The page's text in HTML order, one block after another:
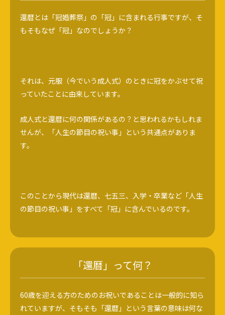
還暦とは「冠婚葬祭」の「冠」に含まれる行事ですが、そ
もそもなぜ「冠」なのでしょうか？
それは、元服（今でいう成人式）のときに冠をかぶせて祝
っていたことに由来しています。
成人式と還暦に何の関係があるの？と思われるかもしれま
せんが、「人生の節目の祝い事」という共通点がありま
す。
このことから現代は還暦、七五三、入学・卒業など「人生
の節目の祝い事」をすべて「冠」に含んでいるのです。
「還暦」って何？
60歳を迎える方のためのお祝いであることは一般的に知ら
れていますが、そもそも「還暦」という言葉の意味は何な